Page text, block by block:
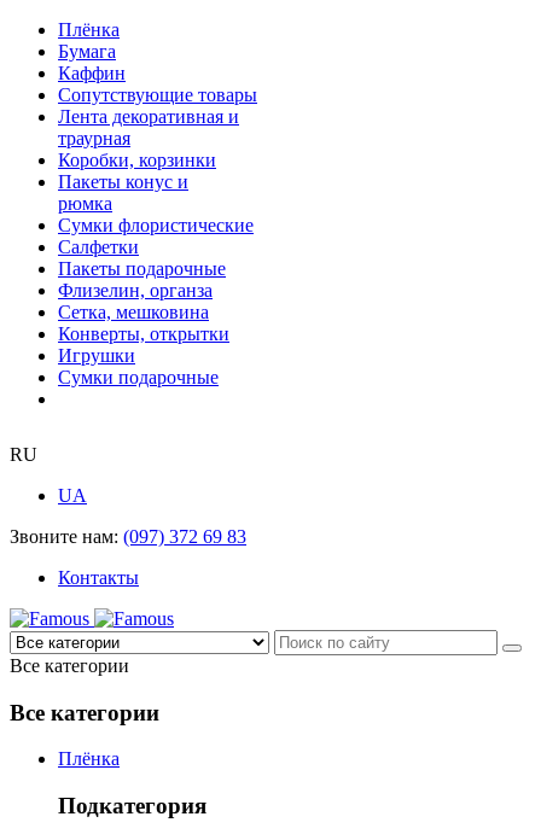
Плёнка
Бумага
Каффин
Сопутствующие товары
Лента декоративная и
траурная
Коробки, корзинки
Пакеты конус и
рюмка
Сумки флористические
Салфетки
Пакеты подарочные
Флизелин, органза
Сетка, мешковина
Конверты, открытки
Игрушки
Сумки подарочные
RU
UA
Звоните нам: (097) 372 69 83
Контакты
Все категории
Все категории
Плёнка
Подкатегория